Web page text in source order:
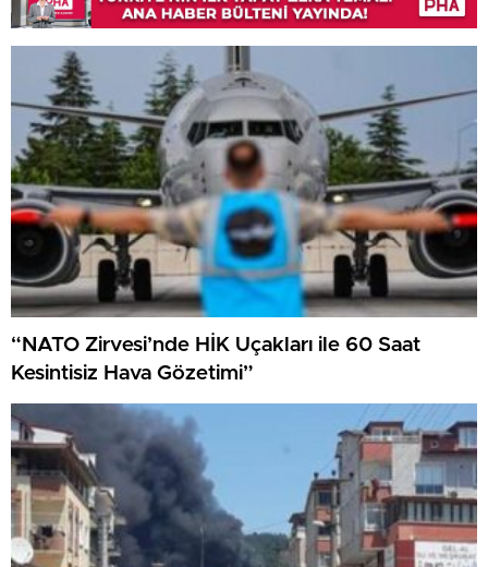
“NATO Zirvesi’nde HİK Uçakları ile 60 Saat
Kesintisiz Hava Gözetimi”